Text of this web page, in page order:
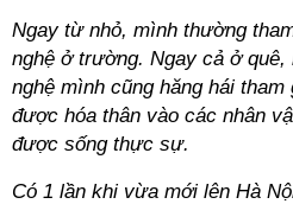
Ngay từ nhỏ, mình thường
nghệ ở trường. Ngay cả ở
nghệ mình cũng hăng hái
được hóa thân vào các nhân
được sống thực sự.
Có 1 lần khi vừa mới lên Hà